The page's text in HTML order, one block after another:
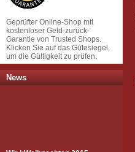
Geprüfter Online-Shop mit
kostenloser Geld-zurück-
Garantie von Trusted Shops.
Klicken Sie auf das Gütesiegel,
um die Gültigkeit zu prüfen.
News